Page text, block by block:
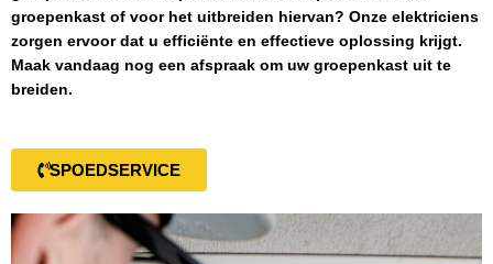
groepenkast of voor het uitbreiden hiervan? Onze elektriciens
zorgen ervoor dat u efficiënte en effectieve oplossing krijgt.
Maak vandaag nog een afspraak om uw groepenkast uit te
breiden.
SPOEDSERVICE